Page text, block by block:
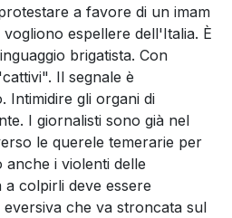
a favore di un imam
espellere dell'Italia. È
brigatista. Con
Il segnale è
Intimidire gli organi di
I giornalisti sono già nel
le querele temerarie per
anche i violenti delle
a colpirli deve essere
che va stroncata sul